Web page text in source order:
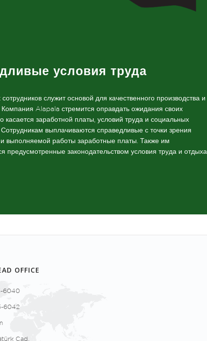
условия труда
служит основой для качественного производства и
Компания Alapala стремится оправдать ожидания своих
касается заработной платы, условий труда и социальных
выплачиваются справедливые с точки зрения
выполняемой работы заработные платы. Также им
предусмотренные законодательством условия труда и отдыха.
OFFICE
6040
6042
Cad.